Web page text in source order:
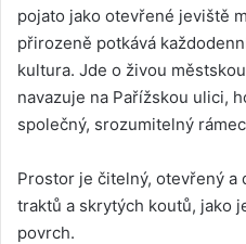
pojato jako otevřené jeviště
přirozeně potkává
kultura. Jde o živou
navazuje na Pařížskou ulici,
společný, srozumitelný
Prostor je čitelný, otevřený a
traktů a skrytých koutů, jako
povrch.